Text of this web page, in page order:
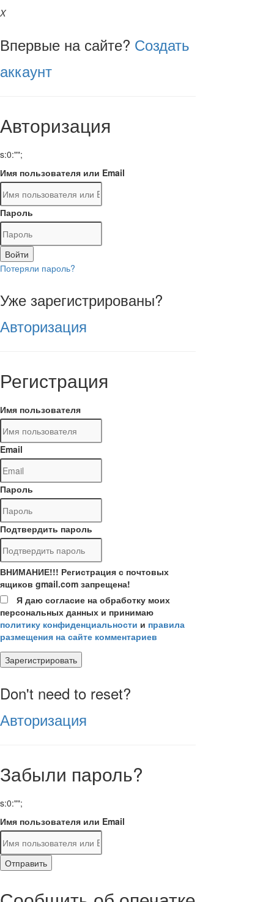
X
Впервые на сайте? Создать
аккаунт
Авторизация
s:0:"";
Имя пользователя или Email
Пароль
Войти
Потеряли пароль?
Уже зарегистрированы?
Авторизация
Регистрация
Имя пользователя
Email
Пароль
Подтвердить пароль
ВНИМАНИЕ!!! Регистрация с почтовых
ящиков gmail.com запрещена!
Я даю согласие на обработку моих
персональных данных и принимаю
политику конфиденциальности и правила
размещения на сайте комментариев
Зарегистрировать
Don't need to reset?
Авторизация
Забыли пароль?
s:0:"";
Имя пользователя или Email
Отправить